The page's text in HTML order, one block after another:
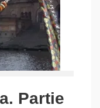
Partie